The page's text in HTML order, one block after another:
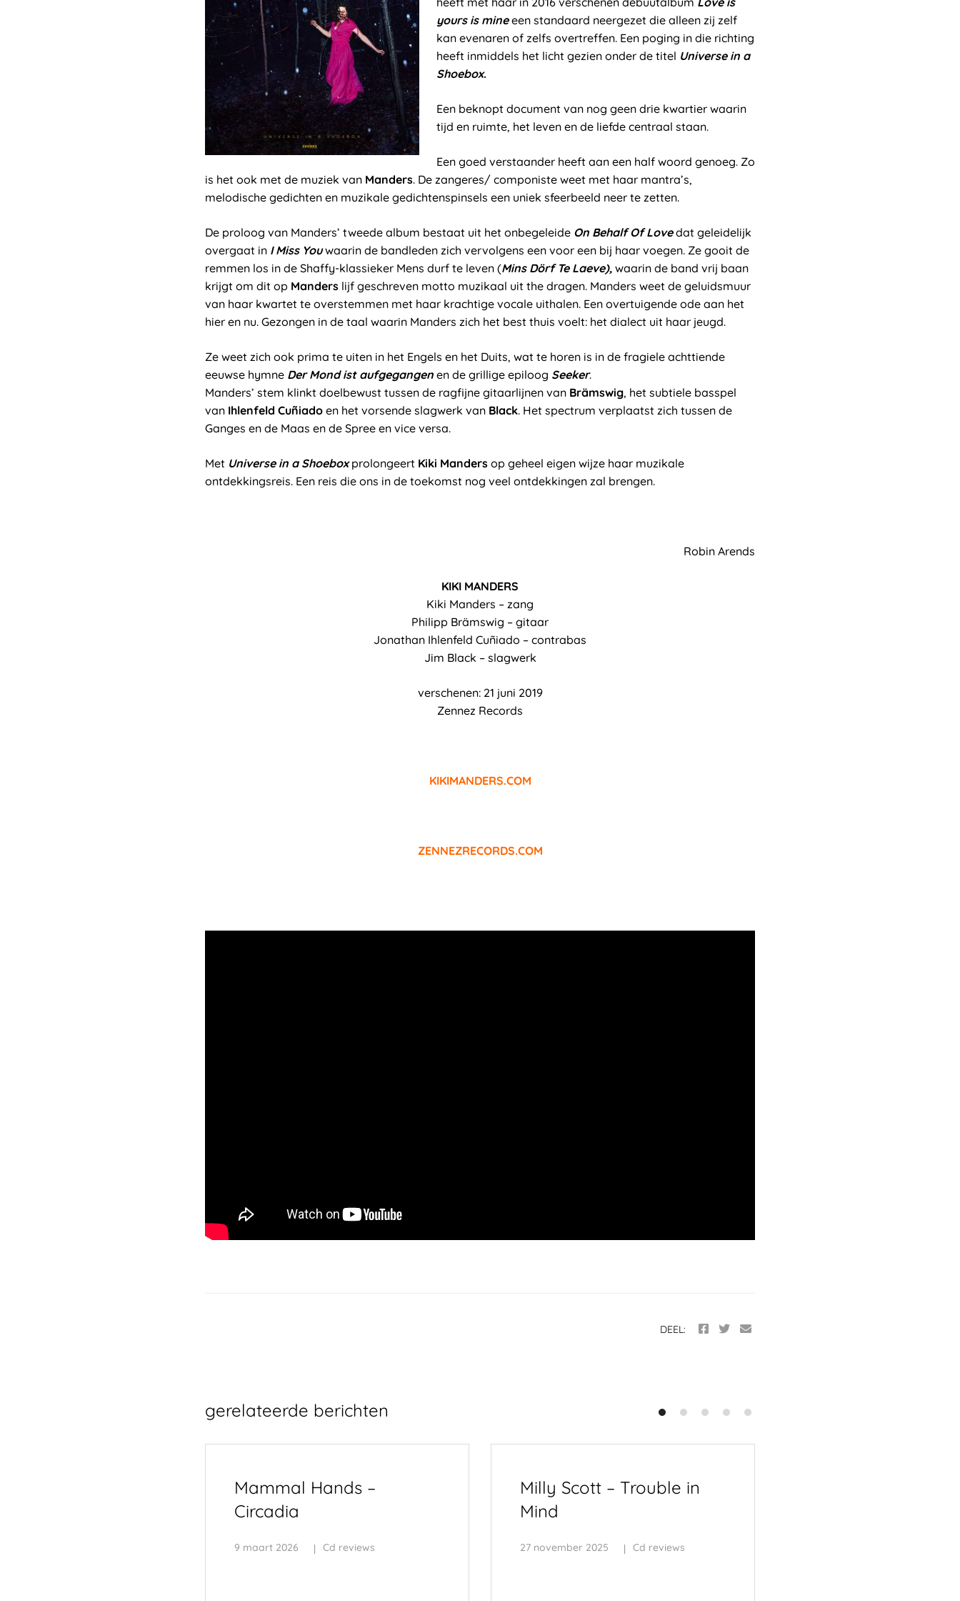
yours is mineeen standaard neergezet die alleen zij zelf
kan evenaren of zelfs overtreffen. Een poging in die richting
heeft inmiddels het licht gezien onder de titel Universe in a
Shoebox.
Een beknopt document van nog geen drie kwartier waarin
tijd en ruimte, het leven en de liefde centraal staan.
Een goed verstaander heeft aan een half woord genoeg. Zo
is het ook met de muziek van Manders. De zangeres/ componiste weet met haar mantra’s,
melodische gedichten en muzikale gedichtenspinsels een uniek sfeerbeeld neer te zetten.
De proloog van Manders’ tweede album bestaat uit het onbegeleide On Behalf Of Lovedat geleidelijk
overgaat in I Miss Youwaarin de bandleden zich vervolgens een voor een bij haar voegen. Ze gooit de
remmen los in de Shaffy-klassieker Mens durf te leven (Mins Dörf Te Laeve), waarin de band vrij baan
krijgt om dit op Manders lijf geschreven motto muzikaal uit the dragen. Manders weet de geluidsmuur
van haar kwartet te overstemmen met haar krachtige vocale uithalen. Een overtuigende ode aan het
hier en nu. Gezongen in de taal waarin Manders zich het best thuis voelt: het dialect uit haar jeugd.
Ze weet zich ook prima te uiten in het Engels en het Duits, wat te horen is in de fragiele achttiende
eeuwse hymne Der Mond ist aufgegangen en de grillige epiloog Seeker.
Manders’ stem klinkt doelbewust tussen de ragfijne gitaarlijnen van Brämswig, het subtiele basspel
van Ihlenfeld Cuñiado en het vorsende slagwerk van Black. Het spectrum verplaatst zich tussen de
Ganges en de Maas en de Spree en vice versa.
Met Universe in a Shoebox prolongeert Kiki Manders op geheel eigen wijze haar muzikale
ontdekkingsreis. Een reis die ons in de toekomst nog veel ontdekkingen zal brengen.
Robin Arends
KIKI MANDERS
Kiki Manders – zang
Philipp Brämswig – gitaar
Jonathan Ihlenfeld Cuñiado – contrabas
Jim Black – slagwerk
verschenen: 21 juni 2019
Zennez Records
KIKIMANDERS.COM
ZENNEZRECORDS.COM
DEEL:
gerelateerde berichten
Mammal Hands –
Circadia
9 maart 2026 Cd reviews
Milly Scott – Trouble in
Mind
27 november 2025 Cd reviews